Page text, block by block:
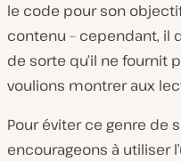
le code pour son
contenu – cependant, il
de sorte qu’il ne fournit
voulions montrer aux
Pour éviter ce genre de
encourageons à utiliser